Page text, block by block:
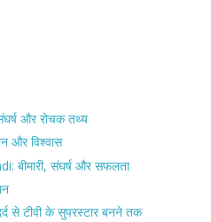
और रोचक तथ्य
और विश्वास
बीमारी, संघर्ष और सफलता
से टीवी के सुपरस्टार बनने तक